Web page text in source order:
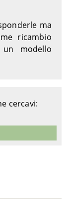
ma
ricambio
modello
cercavi: